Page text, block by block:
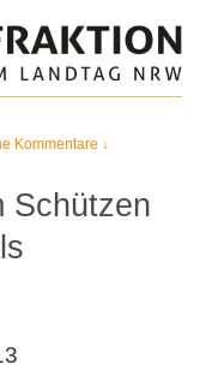
Kommentare ↓
Schützen